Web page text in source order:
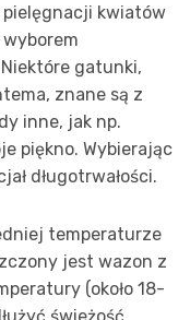
pielęgnacji kwiatów
gatunki,
znane są z
inne, jak np.
piękno. Wybierając
długotrwałości.
temperaturze
jest wazon z
(około 18-